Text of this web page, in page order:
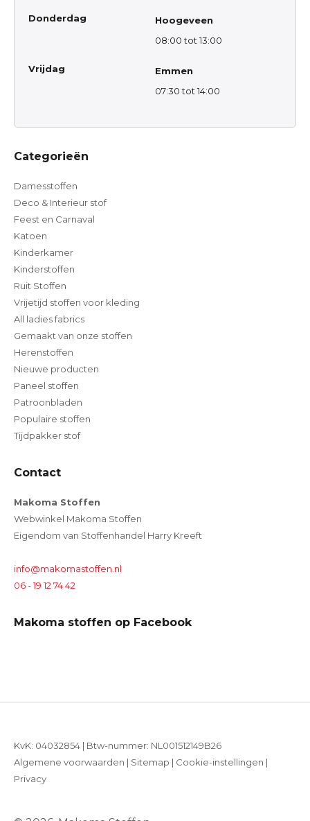
Donderdag
Hoogeveen
08:00 tot 13:00
Vrijdag
Emmen
07:30 tot 14:00
Categorieën
Damesstoffen
Deco & Interieur stof
Feest en Carnaval
Katoen
Kinderkamer
Kinderstoffen
Ruit Stoffen
Vrijetijd stoffen voor kleding
All ladies fabrics
Gemaakt van onze stoffen
Herenstoffen
Nieuwe producten
Paneel stoffen
Patroonbladen
Populaire stoffen
Tijdpakker stof
Contact
Makoma Stoffen
Webwinkel Makoma Stoffen
Eigendom van Stoffenhandel Harry Kreeft
info@makomastoffen.nl
06 - 19 12 74 42
Makoma stoffen op Facebook
KvK: 04032854 | Btw-nummer: NL001512149B26
Algemene voorwaarden | Sitemap | Cookie-instellingen |
Privacy